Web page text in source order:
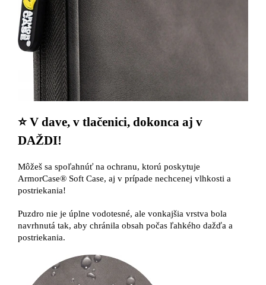
⭐ V dave, v tlačenici, dokonca aj v
DAŽDI!
Môžeš sa spoľahnúť na ochranu, ktorú poskytuje
ArmorCase® Soft Case, aj v prípade nechcenej vlhkosti a
postriekania!
Puzdro nie je úplne vodotesné, ale vonkajšia vrstva bola
navrhnutá tak, aby chránila obsah počas ľahkého dažďa a
postriekania.